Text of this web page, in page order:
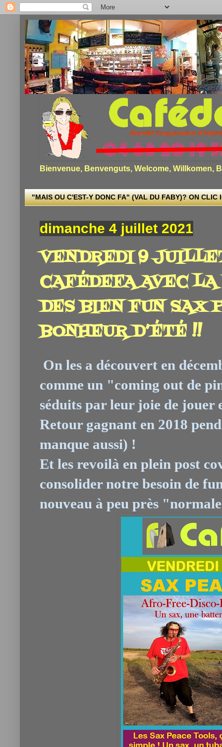
Bienvenue, Benvenguts, Welcome, Willkomen,
"MAIS OU C'EST-Y DONC FA" (VAL DU FABY)? ON CLIC
dimanche 4 juillet 2021
VENDREDI 9
CAFÉDEFA AVEC
DES BIEN FUN SAX
BONHEUR D’ÉTÉ !!
On les a découvert en
comme un "coming out de
séduits par leur joie de jouer
Retour gagnant en 2018
manque aussi) !
Et les revoilà en plein post
consolider notre besoin de
nouveau à peu près